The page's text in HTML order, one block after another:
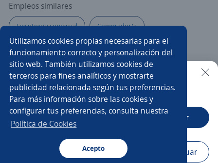
Utilizamos cookies propias necesarias para el
funcionamiento correcto y personalización del
sitio web. También utilizamos cookies de
terceros para fines analíticos y mostrarte
publicidad relacionada según tus preferencias.
Para más información sobre las cookies y
configurar tus preferencias, consulta nuestra
Política de Cookies
Acepto
Empleos similares
Ejecutivo/a comercial Comprador/a
Ejecutivo/a de cuenta Analista de importaciones
Gerente de compras Asistente/a de comercio exterior
Auxiliar de compras Coordinador/a de compras
Analista de comercio internacional Comercio Exterior
Analista de compras
Buscar es más fácil en la app
CT App Abrir
Navegador Continuar